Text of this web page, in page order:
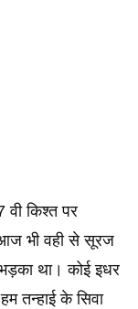
किश्त पर
वही से सूरज
था। कोई इधर
तन्हाई के सिवा